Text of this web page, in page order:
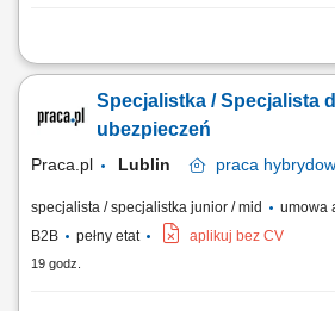
Budowanie i pozyskiwanie własnego portfela
ubezpieczeniowych; Prowadzenie spotkań
i stacjonarnej; Realizacja indywidualnych
Specjalistka / Specjalista
ubezpieczeń
Praca.pl Lublin praca
specjalista / specjalistka junior / mid
umowa
B2B
pełny etat aplikuj bez CV
19 godz.